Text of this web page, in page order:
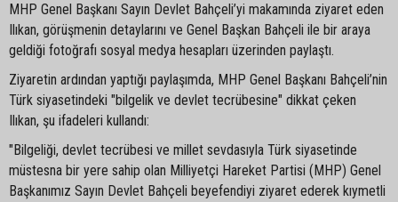
MHP Genel Başkanı Sayın Devlet Bahçeli’yi makamında ziyaret eden
Ilıkan, görüşmenin detaylarını ve Genel Başkan Bahçeli ile bir araya
geldiği fotoğrafı sosyal medya hesapları üzerinden paylaştı.
Ziyaretin ardından yaptığı paylaşımda, MHP Genel Başkanı Bahçeli’nin
Türk siyasetindeki "bilgelik ve devlet tecrübesine" dikkat çeken
Ilıkan, şu ifadeleri kullandı:
"Bilgeliği, devlet tecrübesi ve millet sevdasıyla Türk siyasetinde
müstesna bir yere sahip olan Milliyetçi Hareket Partisi (MHP) Genel
Başkanımız Sayın Devlet Bahçeli beyefendiyi ziyaret ederek kıymetli